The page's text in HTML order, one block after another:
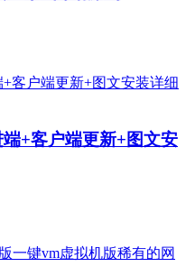
+客户端更新+图文安